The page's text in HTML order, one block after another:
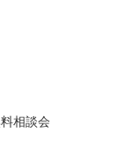
相談会